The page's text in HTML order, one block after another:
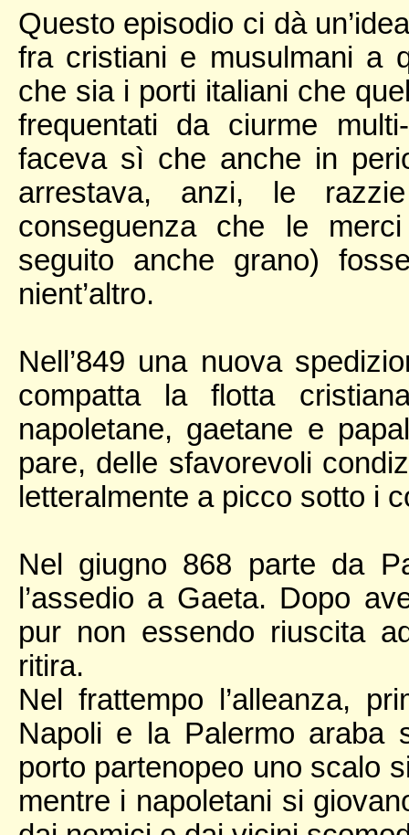
Questo episodio ci dà
fra cristiani e musulmani a
che sia i porti italiani che
frequentati da ciurme
faceva sì che anche in
arrestava, anzi, le razzie
conseguenza che le
seguito anche grano)
nient’altro.
Nell’849 una nuova
compatta la flotta
napoletane, gaetane e
pare, delle sfavorevoli
letteralmente a picco sotto i
Nel giugno 868 parte da
l’assedio a Gaeta. Dopo
pur non essendo riuscita
ritira.
Nel frattempo l’alleanza,
Napoli e la Palermo araba
porto partenopeo uno scalo
mentre i napoletani si